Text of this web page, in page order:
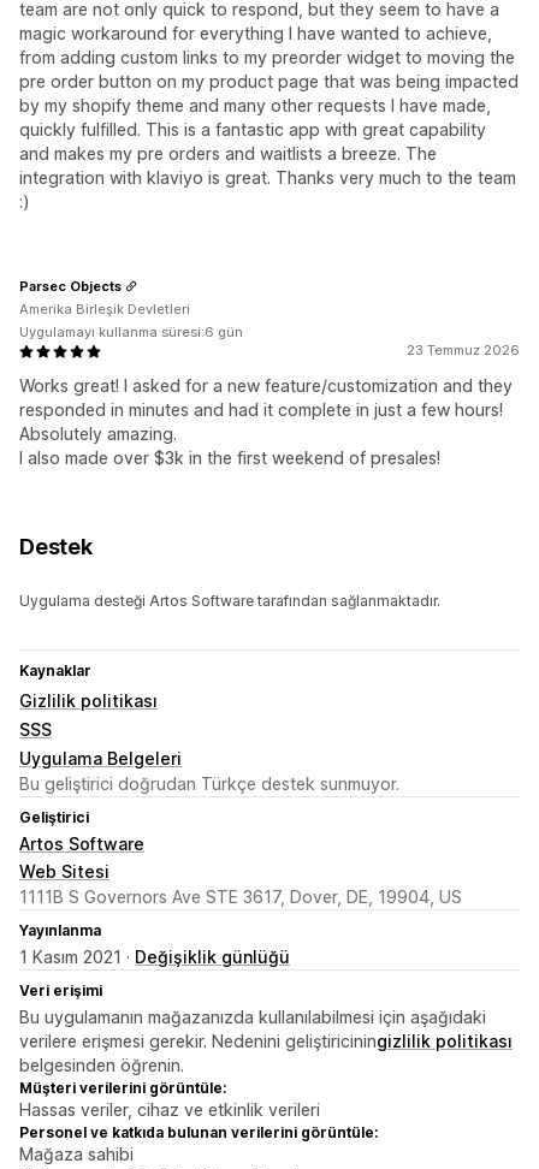
team are not only quick to respond, but they seem to have a
magic workaround for everything I have wanted to achieve,
from adding custom links to my preorder widget to moving the
pre order button on my product page that was being impacted
by my shopify theme and many other requests I have made,
quickly fulfilled. This is a fantastic app with great capability
and makes my pre orders and waitlists a breeze. The
integration with klaviyo is great. Thanks very much to the team
:)
23 Temmuz 2026
Works great! I asked for a new feature/customization and they
responded in minutes and had it complete in just a few hours!
Absolutely amazing.
I also made over $3k in the first weekend of presales!
Parsec Objects
Amerika Birleşik Devletleri
Uygulamayı kullanma süresi:6 gün
Destek
Uygulama desteği Artos Software tarafından sağlanmaktadır.
Kaynaklar
Gizlilik politikası
SSS
Uygulama Belgeleri
Bu geliştirici doğrudan Türkçe destek sunmuyor.
Geliştirici
Artos Software
Web Sitesi
1111B S Governors Ave STE 3617, Dover, DE, 19904, US
Yayınlanma
1 Kasım 2021 · Değişiklik günlüğü
Veri erişimi
Bu uygulamanın mağazanızda kullanılabilmesi için aşağıdaki
verilere erişmesi gerekir. Nedenini geliştiriciningizlilik politikası
belgesinden öğrenin.
Müşteri verilerini görüntüle:
Hassas veriler, cihaz ve etkinlik verileri
Personel ve katkıda bulunan verilerini görüntüle:
Mağaza sahibi